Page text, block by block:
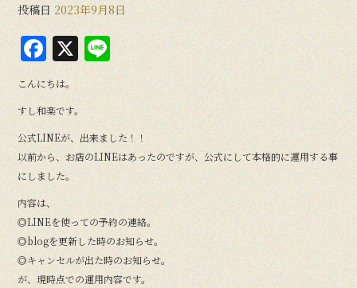
投稿日 2023年9月8日
F
a
c
e
b
o
o
k
X
こんにちは。
すし和楽です。
公式LINEが、出来ました！！
以前から、お店のLINEはあったのですが、公式にして本格的に運用する事
にしました。
内容は、
◎LINEを使っての予約の連絡。
◎blogを更新した時のお知らせ。
◎キャンセルが出た時のお知らせ。
が、現時点での運用内容です。